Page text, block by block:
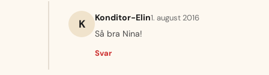
K Konditor-Elin1. august 2016
Så bra Nina!
Svar